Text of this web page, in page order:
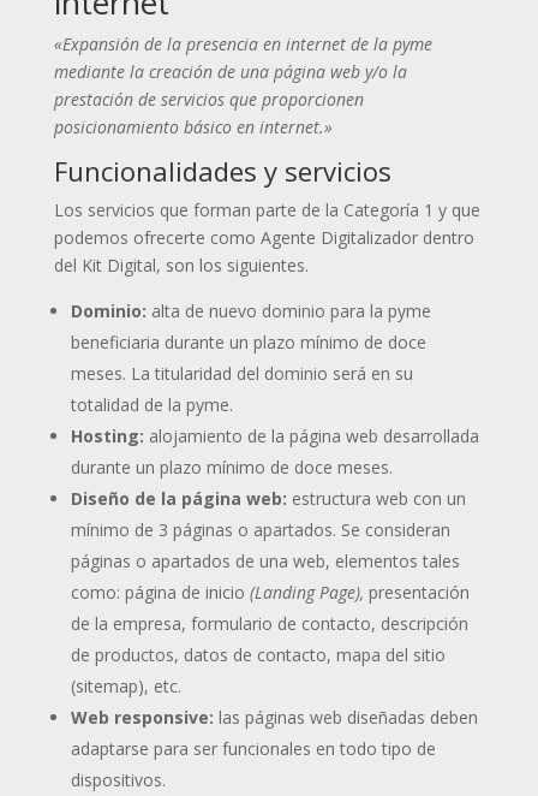
«Expansión de la presencia en internet de la pyme
mediante la creación de una página web y/o la
prestación de servicios que proporcionen
posicionamiento básico en internet.»
Funcionalidades y servicios
Los servicios que forman parte de la Categoría 1 y que
podemos ofrecerte como Agente Digitalizador dentro
del Kit Digital, son los siguientes.
Dominio: alta de nuevo dominio para la pyme
beneficiaria durante un plazo mínimo de doce
meses. La titularidad del dominio será en su
totalidad de la pyme.
Hosting: alojamiento de la página web desarrollada
durante un plazo mínimo de doce meses.
Diseño de la página web: estructura web con un
mínimo de 3 páginas o apartados. Se consideran
páginas o apartados de una web, elementos tales
como: página de inicio (Landing Page), presentación
de la empresa, formulario de contacto, descripción
de productos, datos de contacto, mapa del sitio
(sitemap), etc.
Web responsive: las páginas web diseñadas deben
adaptarse para ser funcionales en todo tipo de
dispositivos.